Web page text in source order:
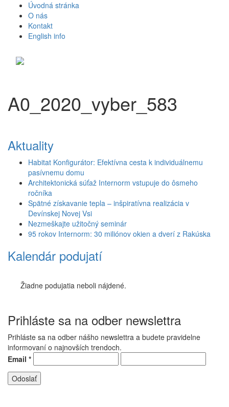
Úvodná stránka
O nás
Kontakt
English info
A0_2020_vyber_583
Aktuality
Habitat Konfigurátor: Efektívna cesta k individuálnemu
pasívnemu domu
Architektonická súťaž Internorm vstupuje do ôsmeho
ročníka
Spätné získavanie tepla – inšpiratívna realizácia v
Devínskej Novej Vsi
Nezmeškajte užitočný seminár
95 rokov Internorm: 30 miliónov okien a dverí z Rakúska
Kalendár podujatí
Žiadne podujatia neboli nájdené.
Prihláste sa na odber newslettra
Prihláste sa na odber nášho newslettra a budete pravidelne
informovaní o najnovších trendoch.
Email *